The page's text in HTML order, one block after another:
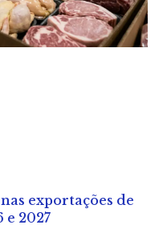
exportações de
2027